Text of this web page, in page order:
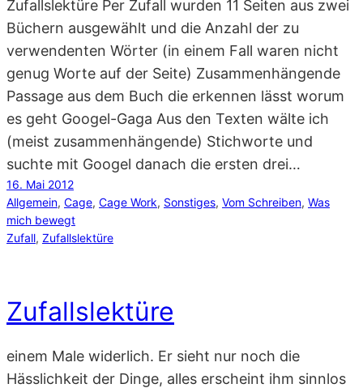
Zufallslektüre Per Zufall wurden 11 Seiten aus zwei
Büchern ausgewählt und die Anzahl der zu
verwendenten Wörter (in einem Fall waren nicht
genug Worte auf der Seite) Zusammenhängende
Passage aus dem Buch die erkennen lässt worum
es geht Googel-Gaga Aus den Texten wälte ich
(meist zusammenhängende) Stichworte und
suchte mit Googel danach die ersten drei…
16. Mai 2012
Allgemein, Cage, Cage Work, Sonstiges, Vom Schreiben, Was
mich bewegt
Zufall, Zufallslektüre
Zufallslektüre
einem Male widerlich. Er sieht nur noch die
Hässlichkeit der Dinge, alles erscheint ihm sinnlos